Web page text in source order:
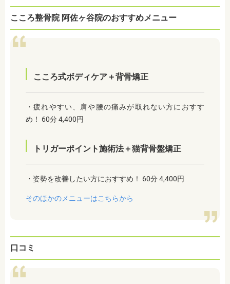
こころ整骨院 阿佐ヶ谷院のおすすめメニュー
こころ式ボディケア＋背骨矯正
・疲れやすい、肩や腰の痛みが取れない方におすす
め！ 60分 4,400円
トリガーポイント施術法＋猫背骨盤矯正
・姿勢を改善したい方におすすめ！ 60分 4,400円
そのほかのメニューはこちらから
口コミ